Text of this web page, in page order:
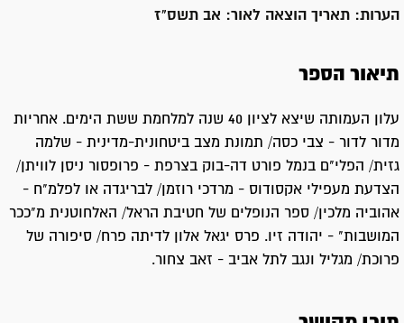
הערות: תאריך הוצאה לאור: אב תשס"ז
תיאור הספר
עלון העמותה שיצא לציון 40 שנה למלחמת ששת הימים. אחריות
מדור לדור - צבי כסה/ תמונת מצב ביטחונית-מדינית - שלמה
גזית/ הפלי"ם בנמל פורט דה-בוק בצרפת - פרופסור ניסן לוויתן/
הצדעת מעפילי אקסודוס - מרדכי רוזמן/ לבריגדה או לפלמ"ח -
אהוביה מלכין/ ספר הנופלים של חטיבת הראל/ האלחוטנית מ"ככר
המושבות" - יהודה זיו. פרס יגאל אלון לדיתה פרח/ סיפורה של
פרוכת/ מגליל ונגב לתל אביב - זאב צחור.